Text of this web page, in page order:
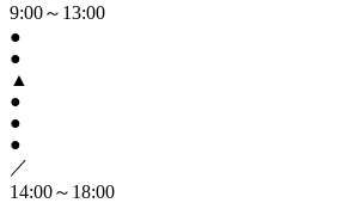
9:00～13:00
●
●
▲
●
●
●
／
14:00～18:00